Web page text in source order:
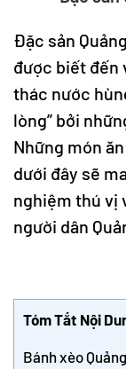
Đặc sản
được biết đến
thác nước
lòng” bởi
Những món
dưới đây sẽ
nghiệm thú vị
người dân
Tóm Tắt Nội
Bánh xèo